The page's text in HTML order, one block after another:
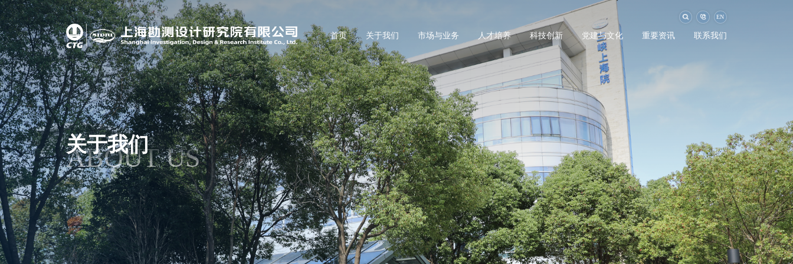
EN
首页 关于我们 市场与业务 人才培养 科技创新 党建与文化 重要资讯 联系我们
关于我们
ABOUT US